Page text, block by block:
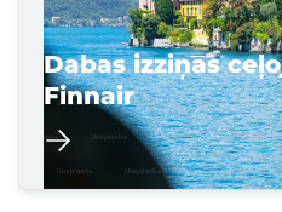
Dabas izziņas
Finnair